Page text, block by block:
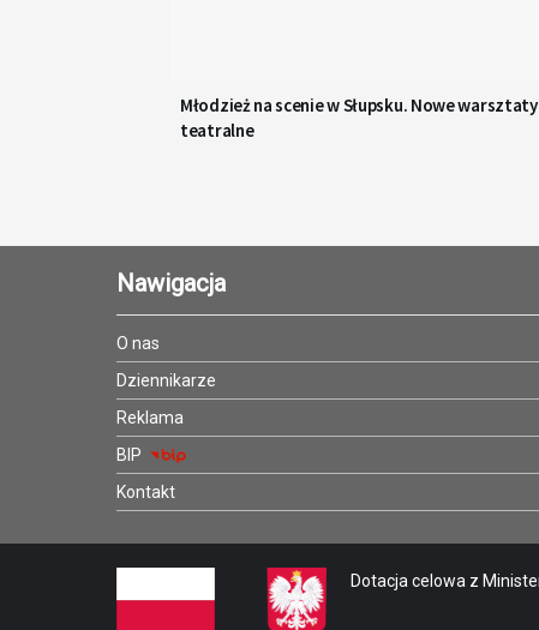
Młodzież na scenie w Słupsku. Nowe warsztaty
teatralne
Nawigacja
O nas
Dziennikarze
Reklama
BIP
Kontakt
Dotacja celowa z